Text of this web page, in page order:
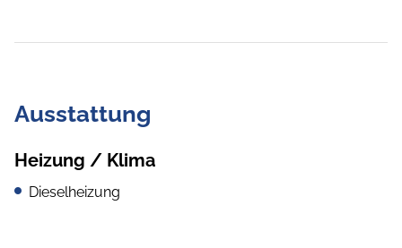
Ausstattung
Heizung / Klima
Dieselheizung